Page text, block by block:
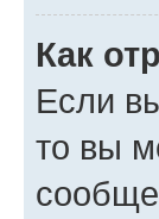
Как
Если
то вы